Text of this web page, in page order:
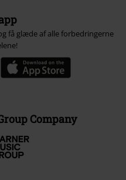
få glæde af alle forbedringerne
Company